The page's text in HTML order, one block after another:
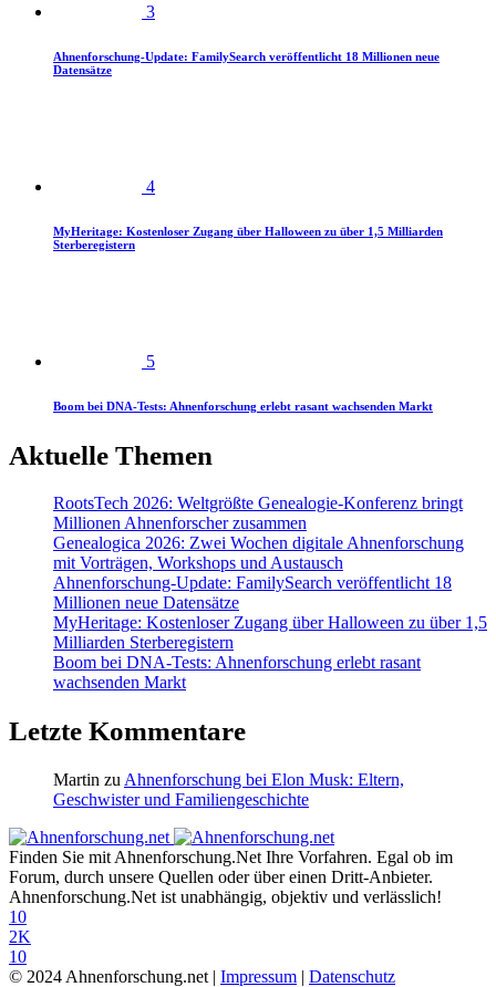
3
Ahnenforschung-Update: FamilySearch veröffentlicht 18 Millionen neue
Datensätze
4
MyHeritage: Kostenloser Zugang über Halloween zu über 1,5 Milliarden
Sterberegistern
5
Boom bei DNA-Tests: Ahnenforschung erlebt rasant wachsenden Markt
Aktuelle Themen
RootsTech 2026: Weltgrößte Genealogie-Konferenz bringt
Millionen Ahnenforscher zusammen
Genealogica 2026: Zwei Wochen digitale Ahnenforschung
mit Vorträgen, Workshops und Austausch
Ahnenforschung-Update: FamilySearch veröffentlicht 18
Millionen neue Datensätze
MyHeritage: Kostenloser Zugang über Halloween zu über 1,5
Milliarden Sterberegistern
Boom bei DNA-Tests: Ahnenforschung erlebt rasant
wachsenden Markt
Letzte Kommentare
Martin zu Ahnenforschung bei Elon Musk: Eltern,
Geschwister und Familiengeschichte
Finden Sie mit Ahnenforschung.Net Ihre Vorfahren. Egal ob im
Forum, durch unsere Quellen oder über einen Dritt-Anbieter.
Ahnenforschung.Net ist unabhängig, objektiv und verlässlich!
10
2K
10
© 2024 Ahnenforschung.net | Impressum | Datenschutz